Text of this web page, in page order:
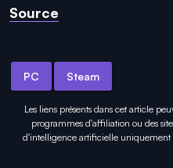
Source
PC Steam
Les liens présents dans cet article
programmes d'affiliation ou des
d'intelligence artificielle